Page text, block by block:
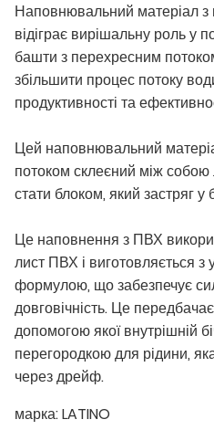
Наповнювальний матеріал з
відіграє вирішальну роль у
башти з перехресним
збільшити процес потоку
продуктивності та
Цей наповнювальний
потоком склеєний між
стати блоком, який застряг у
Це наповнення з ПВХ
лист ПВХ і виготовляється з
формулою, що забезпечує
довговічність. Це
допомогою якої внутрішній
перегородкою для рідини,
через дрейф.
марка:LATINO